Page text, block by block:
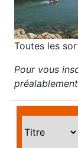
Toutes les
Pour vous